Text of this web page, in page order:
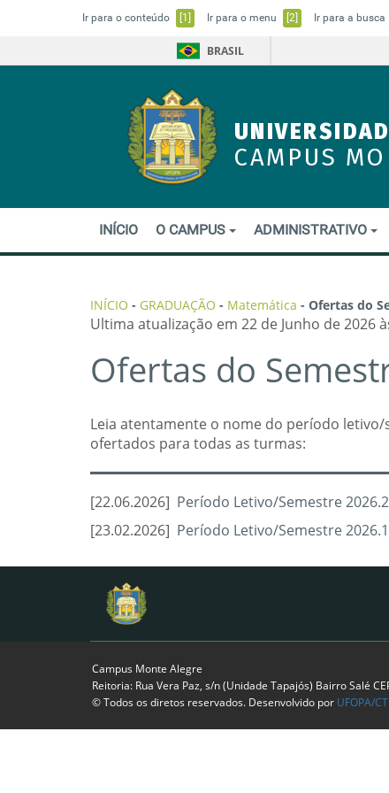
Ir para o conteúdo [1] Ir para o menu [2] Ir para a busca
BRASIL
CAMPUS
INÍCIO O CAMPUS ADMINISTRATIVO
INÍCIO - GRADUAÇÃO - Matemática - Ofertas do
Ultima atualização em 22 de Junho de 2026
Ofertas do
Leia atentamente o nome do período
ofertados para todas as turmas:
[22.06.2026] Período Letivo/Semestre 2026.2
[23.02.2026] Período Letivo/Semestre 2026.1
Campus Monte Alegre
Reitoria: Rua Vera Paz, s/n (Unidade Tapajós) Bairro Salé
© Todos os diretos reservados. Desenvolvido por UFOPA/